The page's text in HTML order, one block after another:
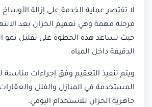
لا تقتصر عملية الخدمة على إزالة
مرحلة مهمة وهي تعقيم الخزان بعد
حيث تساعد هذه الخطوة على تقليل نمو
الدقيقة داخل المياه.
ويتم تنفيذ التعقيم وفق إجراءات مناسبة
المستخدمة في المنازل والفلل
جاهزية الخزان للاستخدام اليومي.